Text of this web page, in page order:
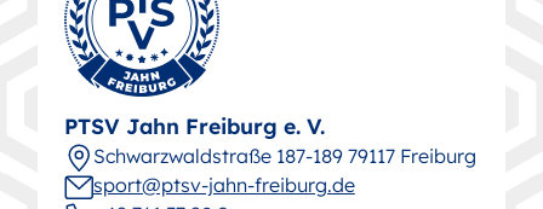
PTSV Jahn Freiburg e. V.
Schwarz­wald­straße 187-189 79117 Freiburg
sport@ptsv-jahn-freiburg.de